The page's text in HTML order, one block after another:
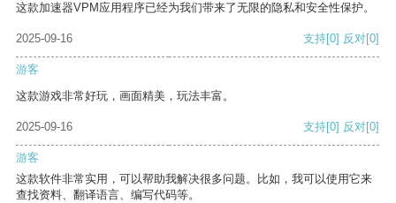
这款加速器VPM应用程序已经为我们带来了无限的隐私和安全性保护。
2025-09-16 支持[0] 反对[0]
游客
这款游戏非常好玩，画面精美，玩法丰富。
2025-09-16 支持[0] 反对[0]
游客
这款软件非常实用，可以帮助我解决很多问题。比如，我可以使用它来
查找资料、翻译语言、编写代码等。